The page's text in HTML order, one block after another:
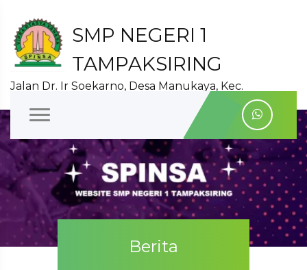
SMP NEGERI 1
TAMPAKSIRING
Jalan Dr. Ir Soekarno, Desa Manukaya, Kec.
Berita